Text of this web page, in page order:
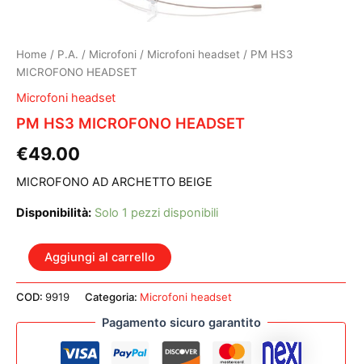
Home / P.A. / Microfoni / Microfoni headset / PM HS3
MICROFONO HEADSET
Microfoni headset
PM HS3 MICROFONO HEADSET
€49.00
MICROFONO AD ARCHETTO BEIGE
Disponibilità: Solo 1 pezzi disponibili
PM
HS3
MICROFONO
HEADSET
Aggiungi al carrello
COD: 9919 Categoria: Microfoni headset
Pagamento sicuro garantito